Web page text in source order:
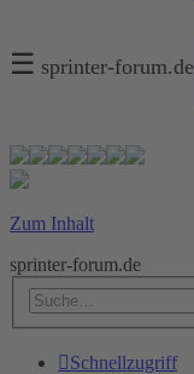
☰ sprinter-forum.de
Zum Inhalt
sprinter-forum.de
Schnellzugriff